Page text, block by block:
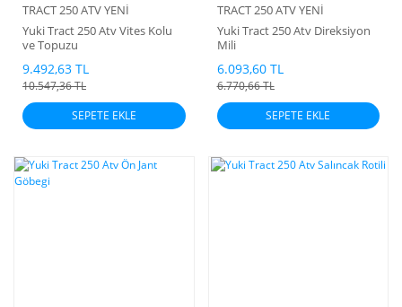
TRACT 250 ATV YENİ
Yuki Tract 250 Atv Vites Kolu
ve Topuzu
9.492,63 TL
10.547,36 TL
SEPETE EKLE
TRACT 250 ATV YENİ
Yuki Tract 250 Atv Direksiyon
Mili
6.093,60 TL
6.770,66 TL
SEPETE EKLE